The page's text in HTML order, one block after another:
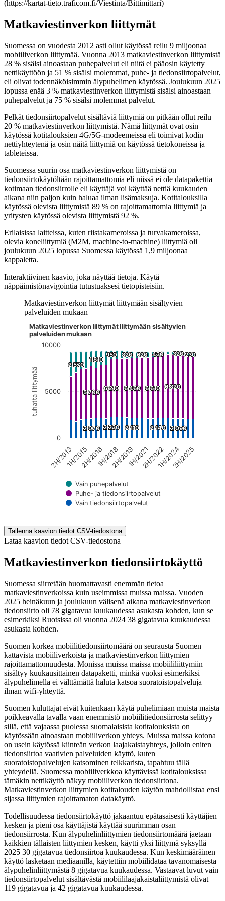
(https://kartat-tieto.traficom.fi/Viestinta/Bittimittari)
Matkaviestinverkon liittymät
Suomessa on vuodesta 2012 asti ollut käytössä reilu 9 miljoonaa
mobiiliverkon liittymää. Vuonna 2013 matkaviestinverkon liittymistä
28 % sisälsi ainoastaan puhepalvelut eli niitä ei pääosin käytetty
nettikäyttöön ja 51 % sisälsi molemmat, puhe- ja tiedonsiirtopalvelut,
eli olivat todennäköisimmin älypuhelimen käytössä. Joulukuun 2025
lopussa enää 3 % matkaviestinverkon liittymistä sisälsi ainoastaan
puhepalvelut ja 75 % sisälsi molemmat palvelut.
Pelkät tiedonsiirtopalvelut sisältäviä liittymiä on pitkään ollut reilu
20 % matkaviestinverkon liittymistä. Nämä liittymät ovat osin
käytössä kotitalouksien 4G/5G-modeemeissa eli toimivat kodin
nettiyhteytenä ja osin näitä liittymiä on käytössä tietokoneissa ja
tableteissa.
Suomessa suurin osa matkaviestinverkon liittymistä on
tiedonsiirtokäytöltään rajoittamattomia eli niissä ei ole datapakettia
kotimaan tiedonsiirrolle eli käyttäjä voi käyttää nettiä kuukauden
aikana niin paljon kuin haluaa ilman lisämaksuja. Kotitalouksilla
käytössä olevista liittymistä 89 % on rajoittamattomia liittymiä ja
yritysten käytössä olevista liittymistä 92 %.
Erilaisissa laitteissa, kuten riistakameroissa ja turvakameroissa,
olevia koneliittymiä (M2M, machine-to-machine) liittymiä oli
joulukuun 2025 lopussa Suomessa käytössä 1,9 miljoonaa
kappaletta.
Interaktiivinen kaavio, joka näyttää tietoja. Käytä
näppäimistönavigointia tutustuaksesi tietopisteisiin.
Matkaviestinverkon liittymät liittymään sisältyvien
palveluiden mukaan
Kuvaaja on interaktiivinen. Siirry kuvaajaan sarkaimella ja
tuhatta liittymää
Matkaviestinverkon liittymät liittymään sisältyvien
palveluiden mukaan
2 570
2 570
1 810
1 810
950
950 820
820 620
620 430
430 320
320230
230
5 700
5 700
6 210
6 210 6 460
6 460 6 610
6 610 6 820
6 820
2 070
2 070 2 230
2 230 2 110
2 110 2 140
2 140 2 090
2 090
Vain puhepalvelut
Puhe- ja tiedonsiirtopalvelut
Vain tiedonsiirtopalvelut
2H/20131H/20152H/20161H/20182H/20191H/20212H/20221H/20242H/2025
0
5000
10000
Tallenna kaavion tiedot CSV-tiedostona
Lataa kaavion tiedot CSV-tiedostona
Matkaviestinverkon tiedonsiirtokäyttö
Suomessa siirretään huomattavasti enemmän tietoa
matkaviestinverkoissa kuin useimmissa muissa maissa. Vuoden
2025 heinäkuun ja joulukuun välisenä aikana matkaviestinverkon
tiedonsiirto oli 78 gigatavua kuukaudessa asukasta kohden, kun se
esimerkiksi Ruotsissa oli vuonna 2024 38 gigatavua kuukaudessa
asukasta kohden.
Suomen korkea mobiilitiedonsiirtomäärä on seurausta Suomen
kattavista mobiiliverkoista ja matkaviestinverkon liittymien
rajoittamattomuudesta. Monissa muissa maissa mobiililiittymiin
sisältyy kuukausittainen datapaketti, minkä vuoksi esimerkiksi
älypuhelimella ei välttämättä haluta katsoa suoratoistopalveluja
ilman wifi-yhteyttä.
Suomen kuluttajat eivät kuitenkaan käytä puhelimiaan muista maista
poikkeavalla tavalla vaan enemmistö mobiilitiedonsiirrosta selittyy
sillä, että vajaassa puolessa suomalaisista kotitalouksista on
käytössään ainoastaan mobiiliverkon yhteys. Muissa maissa kotona
on usein käytössä kiinteän verkon laajakaistayhteys, jolloin eniten
tiedonsiirtoa vaativien palveluiden käyttö, kuten
suoratoistopalvelujen katsominen telkkarista, tapahtuu tällä
yhteydellä. Suomessa mobiiliverkkoa käyttävissä kotitalouksissa
tämäkin nettikäyttö näkyy mobiiliverkon tiedonsiirtona.
Matkaviestinverkon liittymien kotitalouden käytön mahdollistaa ensi
sijassa liittymien rajoittamaton datakäyttö.
Todellisuudessa tiedonsiirtokäyttö jakaantuu epätasaisesti käyttäjien
kesken ja pieni osa käyttäjistä käyttää suurimman osan
tiedonsiirrosta. Kun älypuhelinliittymien tiedonsiirtomäärä jaetaan
kaikkien tällaisten liittymien kesken, käytti yksi liittymä syksyllä
2025 30 gigatavua tiedonsiirtoa kuukaudessa. Kun keskimääräinen
käyttö lasketaan mediaanilla, käytettiin mobiilidataa tavanomaisesta
älypuhelinliittymästä 8 gigatavua kuukaudessa. Vastaavat luvut vain
tiedonsiirtopalvelut sisältävästä mobiililaajakaistaliittymistä olivat
119 gigatavua ja 42 gigatavua kuukaudessa.